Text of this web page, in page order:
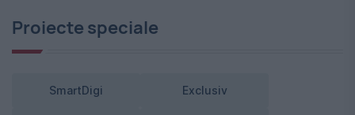
Proiecte speciale
SmartDigi Exclusiv